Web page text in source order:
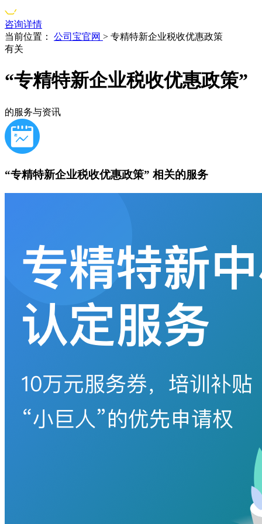
咨询详情
当前位置：
公司宝官网 > 专精特新企业税收优惠政策
有关
“专精特新企业税收优惠政策”
的服务与资讯
“专精特新企业税收优惠政策” 相关的服务